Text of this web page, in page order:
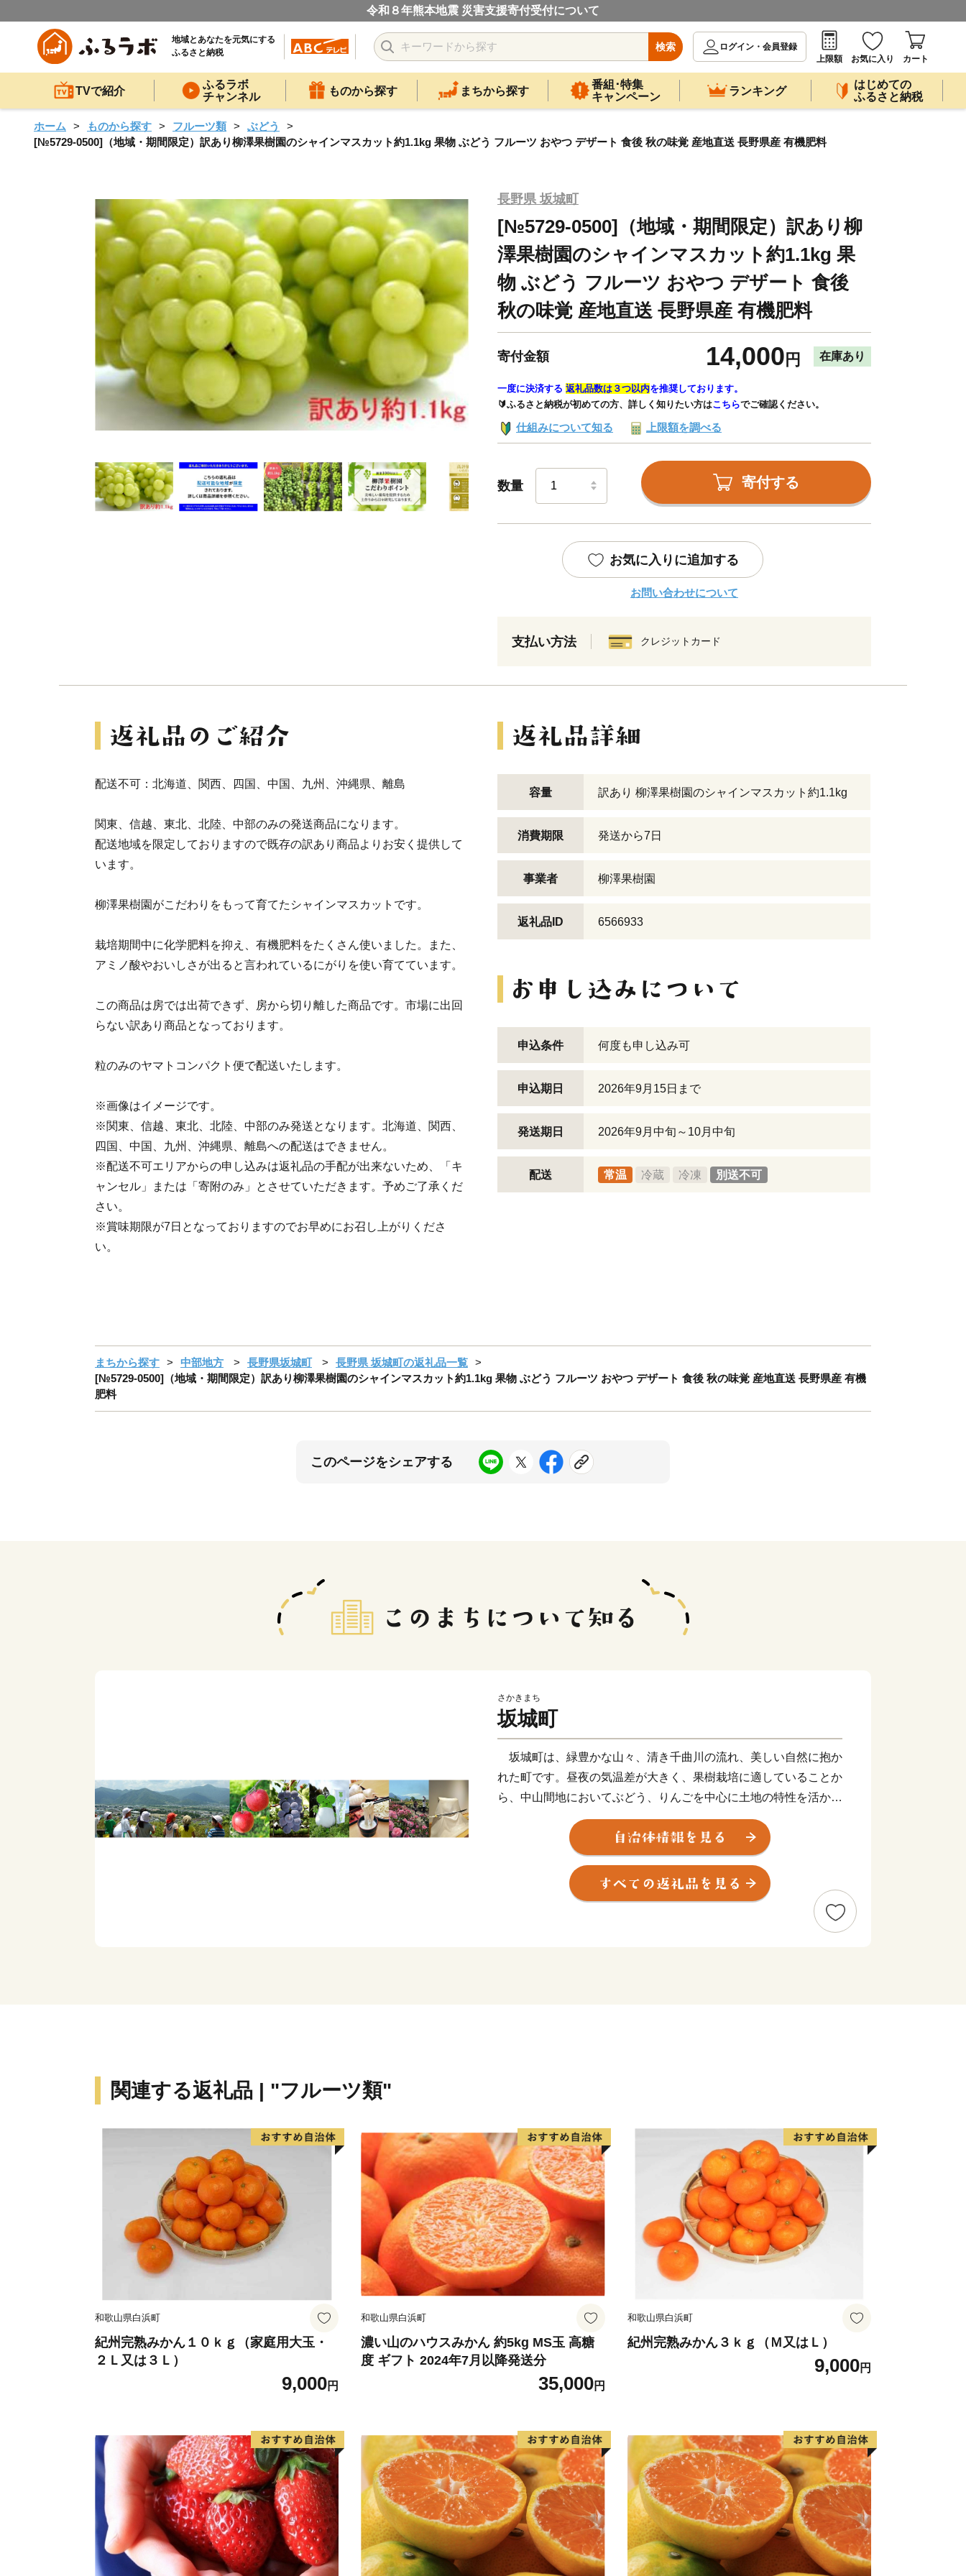
令和８年熊本地震 災害支援寄付受付について
地域とあなたを元気にする
ふるさと納税
検索
ログイン・会員登録
上限額
お気に入り カート
TVで紹介
ふるラボ
チャンネル
ものから探す まちから探す
番組･特集
キャンペーン
ランキング
はじめての
ふるさと納税
ホーム ものから探す フルーツ類
ぶどう
[№5729-0500]（地域・期間限定）訳あり柳澤果樹園のシャインマスカット約1.1kg 果物 ぶどう フルーツ おやつ デザート 食後 秋の味覚 産地直送 長野県産 有機肥料
長野県 坂城町
[№5729-0500]（地域・期間限定）訳あり柳
澤果樹園のシャインマスカット約1.1kg 果
物 ぶどう フルーツ おやつ デザート 食後
秋の味覚 産地直送 長野県産 有機肥料
寄付金額 14,000 円 在庫あり
一度に決済する 返礼品数は３つ以内を推奨しております。
🔰ふるさと納税が初めての方、詳しく知りたい方はこちらでご確認ください。
仕組みについて知る 上限額を調べる
数量 寄付する
お気に入りに追加する
お問い合わせについて
支払い方法 クレジットカード
配送不可：北海道、関西、四国、中国、九州、沖縄県、離島
関東、信越、東北、北陸、中部のみの発送商品になります。
配送地域を限定しておりますので既存の訳あり商品よりお安く提供して
います。
柳澤果樹園がこだわりをもって育てたシャインマスカットです。
栽培期間中に化学肥料を抑え、有機肥料をたくさん使いました。また、
アミノ酸やおいしさが出ると言われているにがりを使い育てています。
この商品は房では出荷できず、房から切り離した商品です。市場に出回
らない訳あり商品となっております。
粒のみのヤマトコンパクト便で配送いたします。
※画像はイメージです。
※関東、信越、東北、北陸、中部のみ発送となります。北海道、関西、
四国、中国、九州、沖縄県、離島への配送はできません。
※配送不可エリアからの申し込みは返礼品の手配が出来ないため、「キ
ャンセル」または「寄附のみ」とさせていただきます。予めご了承くだ
さい。
※賞味期限が7日となっておりますのでお早めにお召し上がりくださ
い。
容量 訳あり 柳澤果樹園のシャインマスカット約1.1kg
消費期限 発送から7日
事業者 柳澤果樹園
返礼品ID 6566933
申込条件 何度も申し込み可
申込期日 2026年9月15日まで
発送期日 2026年9月中旬～10月中旬
配送 常温 冷蔵 冷凍 別送不可
まちから探す 中部地方 長野県坂城町
長野県 坂城町の返礼品一覧
[№5729-0500]（地域・期間限定）訳あり柳澤果樹園のシャインマスカット約1.1kg 果物 ぶどう フルーツ おやつ デザート 食後 秋の味覚 産地直送 長野県産 有機
肥料
このページをシェアする
さかきまち
坂城町
坂城町は、緑豊かな山々、清き千曲川の流れ、美しい自然に抱か
れた町です。昼夜の気温差が大きく、果樹栽培に適していることか
ら、中山間地においてぶどう、りんごを中心に土地の特性を活かし
た品種の多様化が図られています。また、町内には、古代の遺跡や
古墳群が存在し、長い歴史の営みの中で、多くの史跡や文化財が郷
土に受け継がれています。
私たちは、先人たちが築いてきた坂城の歴史・文化・技術を大切
にしながら、豊かな自然を守るため“ばら”を中心とした花と緑のま
る体験ハウスを準備しています。就農体験や町での暮らしを体験し
たい方を応援するため、参加費用は無料としています。興味がある
方はお気軽にご連絡ください。
関連する返礼品 | "フルーツ類"
和歌山県白浜町
紀州完熟みかん１０ｋｇ（家庭用大玉・
２Ｌ又は３Ｌ）
9,000円
和歌山県白浜町
濃い山のハウスみかん 約5kg MS玉 高糖
度 ギフト 2024年7月以降発送分
35,000円
和歌山県白浜町
紀州完熟みかん３ｋｇ（Ｍ又はＬ）
9,000円